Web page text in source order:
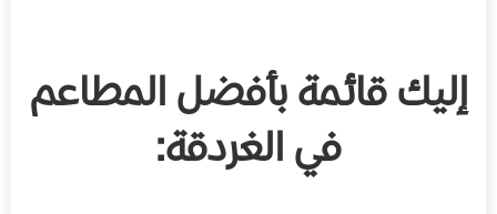
إليك قائمة بأفضل المطاعم
في الغردقة: